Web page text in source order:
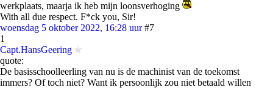
werkplaats, maarja ik heb mijn loonsverhoging
With all due respect. F*ck you, Sir!
woensdag 5 oktober 2022, 16:28 uur #7
1
Capt.HansGeering
quote:
De basisschoolleerling van nu is de machinist van de toekomst
immers? Of toch niet? Want ik persoonlijk zou niet betaald willen